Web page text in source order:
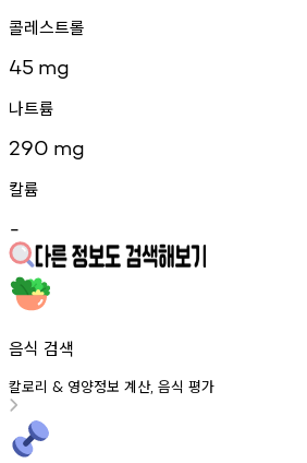
콜레스트롤
45 mg
나트륨
290 mg
칼륨
-
음식 검색
칼로리 & 영양정보 계산, 음식 평가